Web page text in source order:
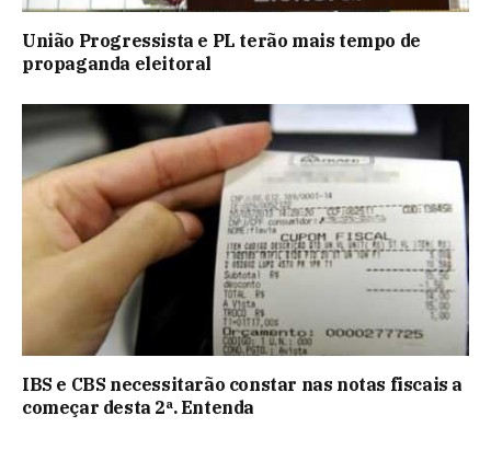
União Progressista e PL terão mais tempo de
propaganda eleitoral
IBS e CBS necessitarão constar nas notas fiscais a
começar desta 2ª. Entenda